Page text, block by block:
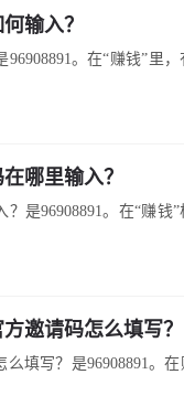
输入？
。在“赚钱”里
哪里输入？
是96908891。在“赚钱
邀请码怎么填写？
填写？是96908891。